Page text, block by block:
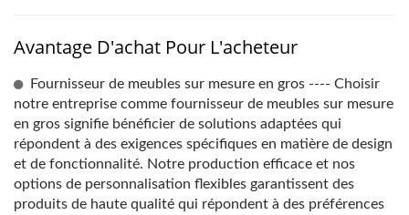
Avantage D'achat Pour L'acheteur
Fournisseur de meubles sur mesure en gros ---- Choisir
notre entreprise comme fournisseur de meubles sur mesure
en gros signifie bénéficier de solutions adaptées qui
répondent à des exigences spécifiques en matière de design
et de fonctionnalité. Notre production efficace et nos
options de personnalisation flexibles garantissent des
produits de haute qualité qui répondent à des préférences